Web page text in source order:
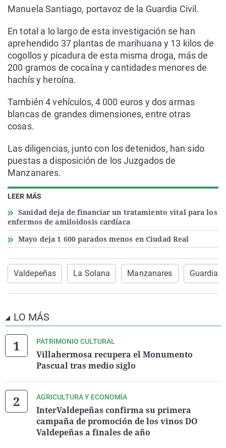
LEER MÁS
Sanidad deja de financiar un tratamiento vital para los
enfermos de amiloidosis cardíaca
Mayo deja 1 600 parados menos en Ciudad Real
Manuela Santiago, portavoz de la Guardia Civil.
En total a lo largo de esta investigación se han
aprehendido 37 plantas de marihuana y 13 kilos de
cogollos y picadura de esta misma droga, más de
200 gramos de cocaína y cantidades menores de
hachís y heroína.
También 4 vehículos, 4 000 euros y dos armas
blancas de grandes dimensiones, entre otras
cosas.
Las diligencias, junto con los detenidos, han sido
puestas a disposición de los Juzgados de
Manzanares.
Valdepeñas La Solana Manzanares Guardia
LO MÁS
PATRIMONIO CULTURAL
Villahermosa recupera el Monumento
Pascual tras medio siglo
AGRICULTURA Y ECONOMÍA
InterValdepeñas confirma su primera
campaña de promoción de los vinos DO
Valdepeñas a finales de año